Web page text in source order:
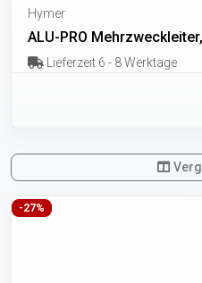
Hymer
ALU-PRO
Lieferzeit 6 - 8 Werktage
-27%